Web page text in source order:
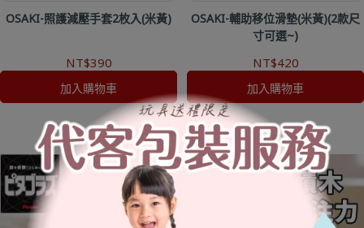
OSAKI-照護減壓手套2枚入(米黃)
NT$390
加入購物車
OSAKI-輔助移位滑墊(米黃)(2款尺
寸可選~)
NT$420
加入購物車
查看更多